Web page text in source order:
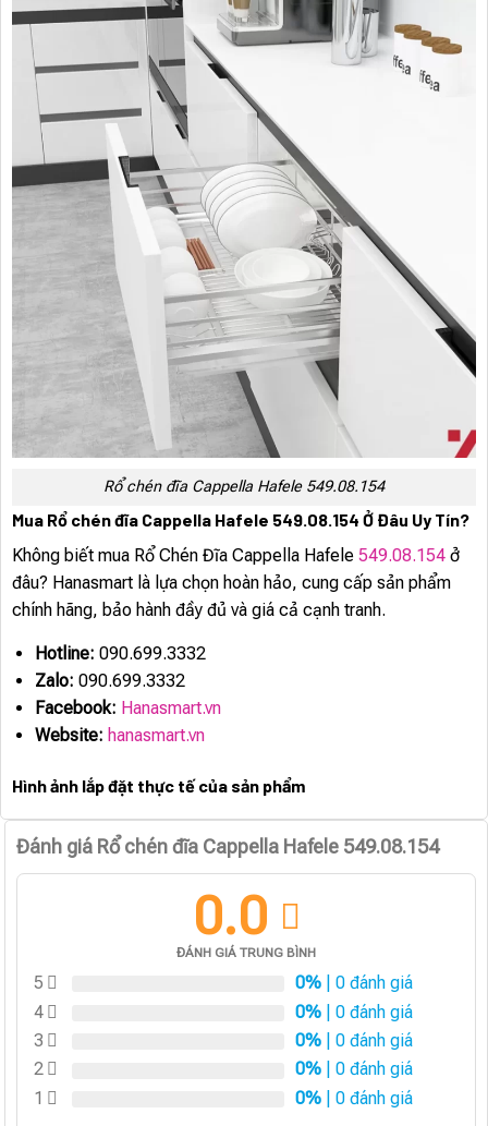
Rổ chén đĩa Cappella Hafele 549.08.154
Mua Rổ chén đĩa Cappella Hafele 549.08.154 Ở Đâu Uy Tín?
Không biết mua Rổ Chén Đĩa Cappella Hafele 549.08.154 ở
đâu? Hanasmart là lựa chọn hoàn hảo, cung cấp sản phẩm
chính hãng, bảo hành đầy đủ và giá cả cạnh tranh.
Hotline: 090.699.3332
Zalo: 090.699.3332
Facebook: Hanasmart.vn
Website: hanasmart.vn
Hình ảnh lắp đặt thực tế của sản phẩm
Đánh giá Rổ chén đĩa Cappella Hafele 549.08.154
0.0
ĐÁNH GIÁ TRUNG BÌNH
5 0% | 0 đánh giá
4
0% | 0 đánh giá
3
0% | 0 đánh giá
2
0% | 0 đánh giá
1
0% | 0 đánh giá